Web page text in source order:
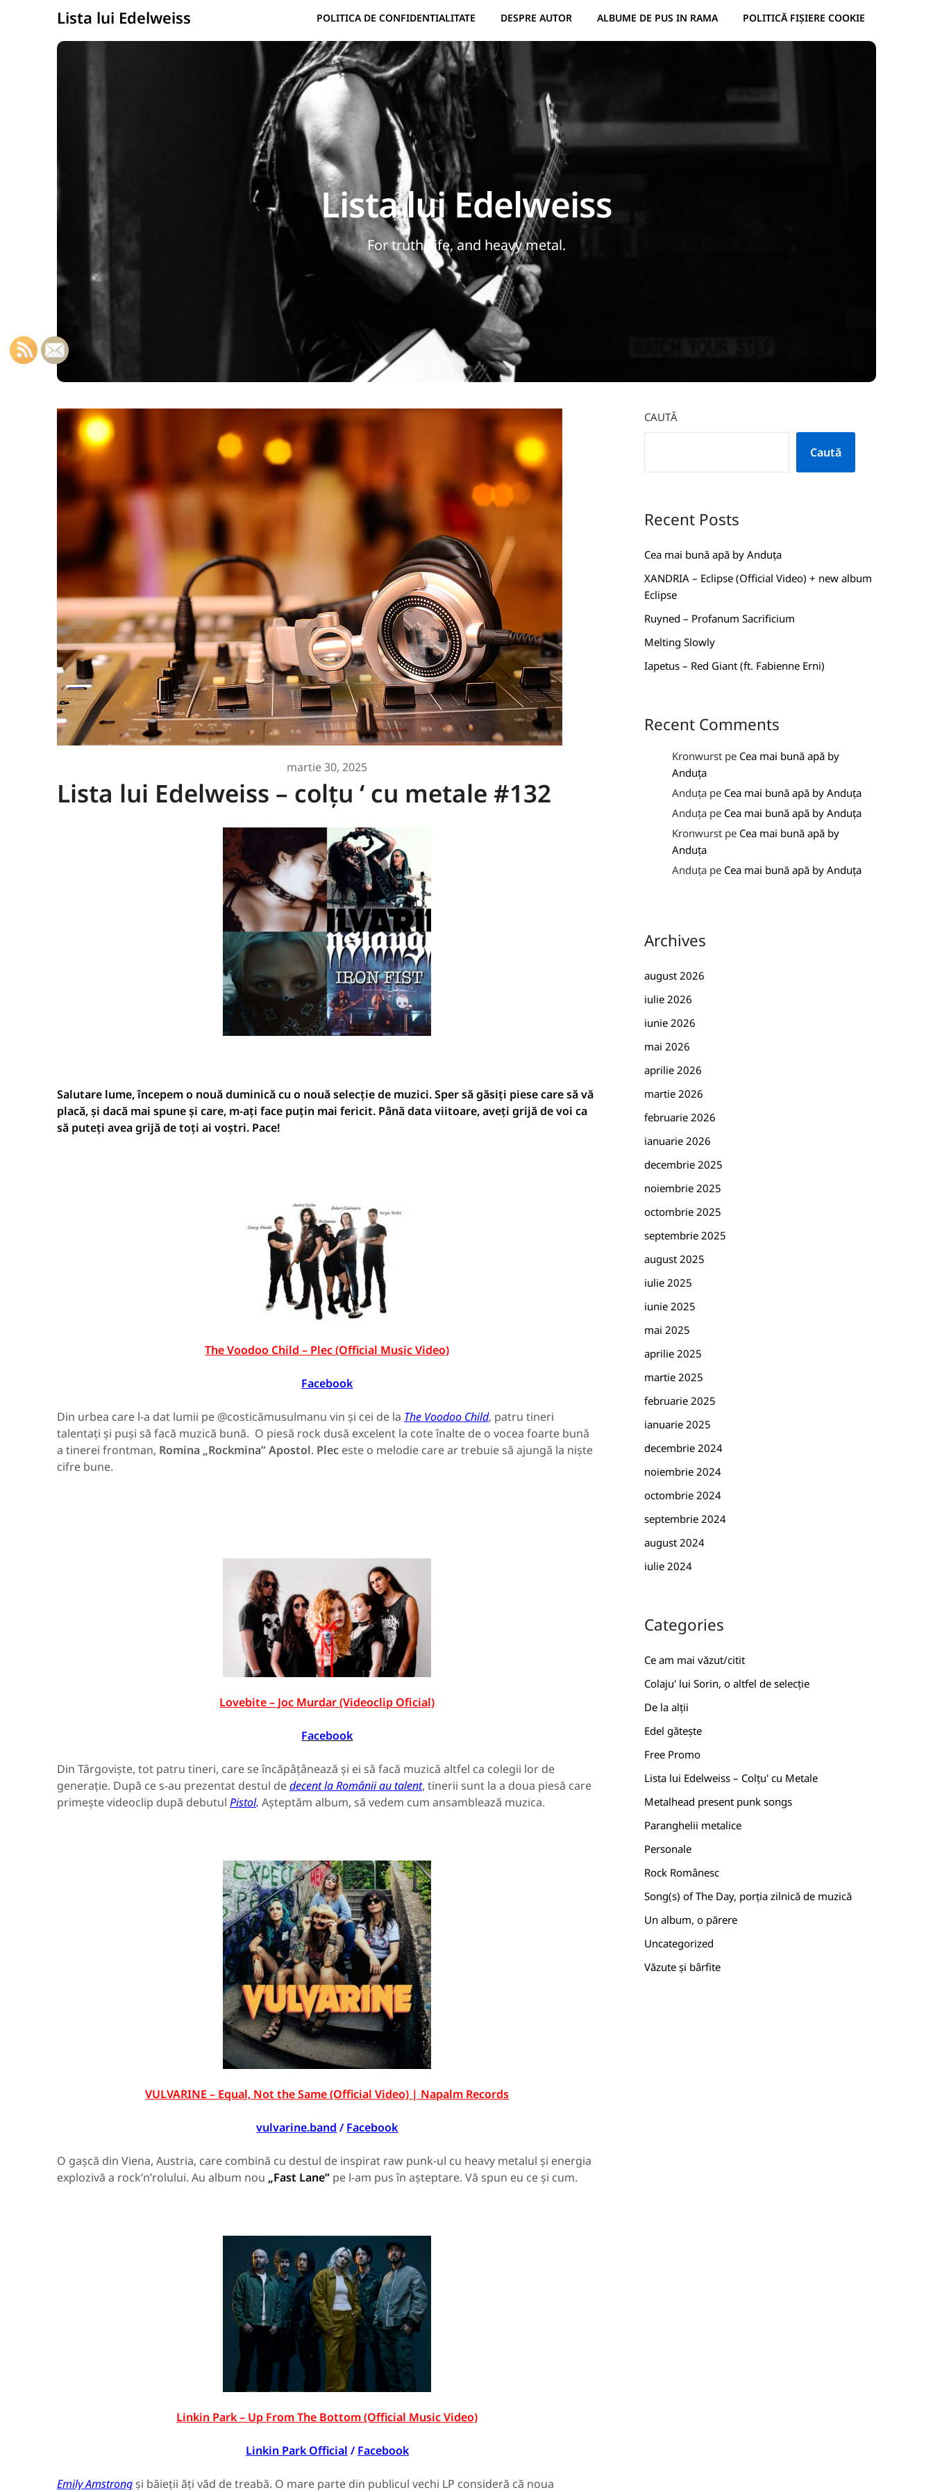
Lista lui Edelweiss POLITICA DE CONFIDENTIALITATE DESPRE AUTOR ALBUME DE PUS IN RAMA POLITICĂ FIȘIERE COOKIE
Lista lui Edelweiss
For truth, life, and heavy metal.
martie 30, 2025
Lista lui Edelweiss – colțu ‘ cu metale #132
Salutare lume, începem o nouă duminică cu o nouă selecție de muzici. Sper să găsiți piese care să vă
placă, și dacă mai spune și care, m-ați face puțin mai fericit. Până data viitoare, aveți grijă de voi ca
să puteți avea grijă de toți ai voștri. Pace!
The Voodoo Child – Plec (Official Music Video)
Facebook
Din urbea care l-a dat lumii pe @costicămusulmanu vin și cei de la The Voodoo Child, patru tineri
talentați și puși să facă muzică bună. O piesă rock dusă excelent la cote înalte de o vocea foarte bună
a tinerei frontman, Romina „Rockmina” Apostol. Plec este o melodie care ar trebuie să ajungă la niște
cifre bune.
Lovebite – Joc Murdar (Videoclip Oficial)
Facebook
Din Târgoviște, tot patru tineri, care se încăpâțânează și ei să facă muzică altfel ca colegii lor de
generație. După ce s-au prezentat destul dedecent la Românii au talent, tinerii sunt la a doua piesă care
primește videoclip după debutul Pistol. Așteptăm album, să vedem cum ansamblează muzica.
VULVARINE – Equal, Not the Same (Official Video) | Napalm Records
vulvarine.band / Facebook
O gașcă din Viena, Austria, care combină cu destul de inspirat raw punk-ul cu heavy metalul și energia
explozivă a rock’n’rolului. Au album nou „Fast Lane” pe l-am pus în așteptare. Vă spun eu ce și cum.
Linkin Park – Up From The Bottom (Official Music Video)
Linkin Park Official / Facebook
Emily Amstrongși băieții ăți văd de treabă. O mare parte din publicul vechi LP consideră că noua
CAUTĂ
Caută
Recent Posts
Cea mai bună apă by Anduța
XANDRIA – Eclipse (Official Video) + new album
Eclipse
Ruyned – Profanum Sacrificium
Melting Slowly
Iapetus – Red Giant (ft. Fabienne Erni)
Recent Comments
Kronwurstpe Cea mai bună apă by
Anduța
Anduțape Cea mai bună apă by Anduța
Anduțape Cea mai bună apă by Anduța
Kronwurstpe Cea mai bună apă by
Anduța
Anduțape Cea mai bună apă by Anduța
Archives
august 2026
iulie 2026
iunie 2026
mai 2026
aprilie 2026
martie 2026
februarie 2026
ianuarie 2026
decembrie 2025
noiembrie 2025
octombrie 2025
septembrie 2025
august 2025
iulie 2025
iunie 2025
mai 2025
aprilie 2025
martie 2025
februarie 2025
ianuarie 2025
decembrie 2024
noiembrie 2024
octombrie 2024
septembrie 2024
august 2024
iulie 2024
Categories
Ce am mai văzut/citit
Colaju' lui Sorin, o altfel de selecție
De la alții
Edel gătește
Free Promo
Lista lui Edelweiss – Colțu' cu Metale
Metalhead present punk songs
Paranghelii metalice
Personale
Rock Românesc
Song(s) of The Day, porția zilnică de muzică
Un album, o părere
Uncategorized
Văzute și bârfite